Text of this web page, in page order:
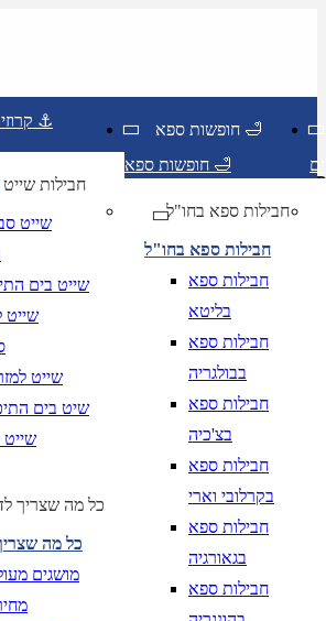
קרוזים ⚓
חבילות שייט
שייט
שייט בים
שייט
שייט
שיט בים
כל מה שצריך
כל מה
מושגים
חופשות ספא 🛁
חופשות ספא 🛁
חבילות ספא בחו"ל
חבילות ספא בחו"ל
חבילות ספא
בליטא
חבילות ספא
בבולגריה
חבילות ספא
בצ'כיה
חבילות ספא
בקרלובי וארי
חבילות ספא
בגאורגיה
חבילות ספא
יום בשתי ספרות קו נטוי חודש בשתי ספרות קו
יום בשתי ספרות קו נטוי חודש בשתי ספרות קו